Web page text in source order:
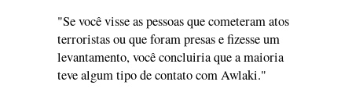
"Se você visse as pessoas que cometeram atos
terroristas ou que foram presas e fizesse um
levantamento, você concluiria que a maioria
teve algum tipo de contato com Awlaki."